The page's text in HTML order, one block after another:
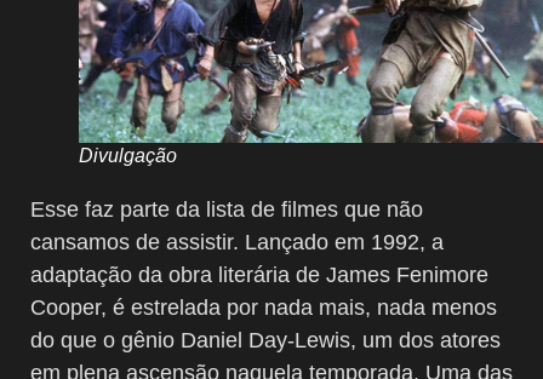
Divulgação
Esse faz parte da lista de filmes que não
cansamos de assistir. Lançado em 1992, a
adaptação da obra literária de James Fenimore
Cooper, é estrelada por nada mais, nada menos
do que o gênio Daniel Day-Lewis, um dos atores
em plena ascensão naquela temporada. Uma das